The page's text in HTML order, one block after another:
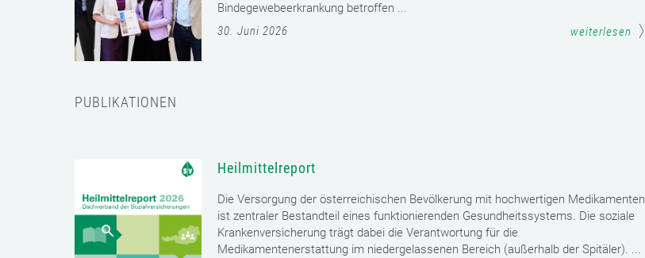
Bindegewebeerkrankung betroffen ...
30. Juni 2026
weiterlesen
PUBLIKATIONEN
Heilmittelreport
Die Versorgung der österreichischen Bevölkerung mit hochwertigen Medikamenten
ist zentraler Bestandteil eines funktionierenden Gesundheitssystems. Die soziale
Krankenversicherung trägt dabei die Verantwortung für die
Medikamentenerstattung im niedergelassenen Bereich (außerhalb der Spitäler). ...